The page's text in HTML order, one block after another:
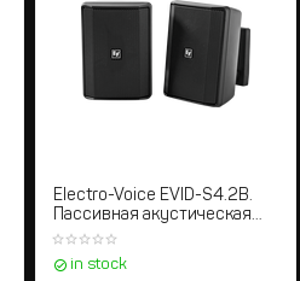
Electro-Voice EVID-S4.2B.
Пассивная акустическая
система
in stock